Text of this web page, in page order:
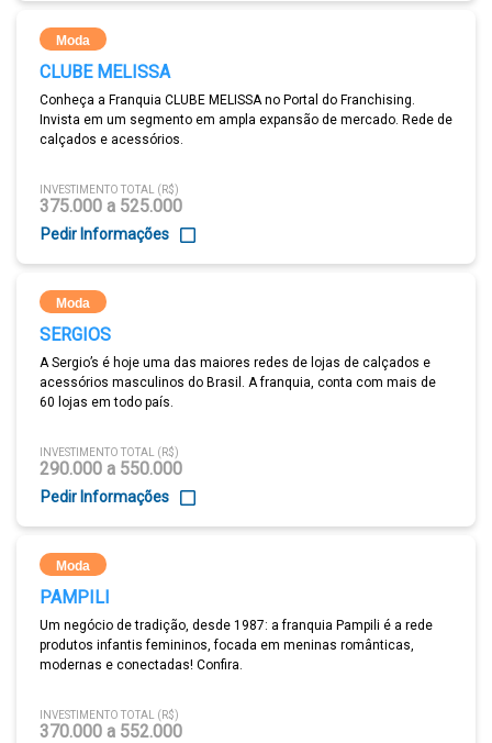
Moda
CLUBE MELISSA
Conheça a Franquia CLUBE MELISSA no Portal do Franchising.
Invista em um segmento em ampla expansão de mercado. Rede de
calçados e acessórios.
INVESTIMENTO TOTAL (R$)
375.000 a 525.000
Pedir Informações
Moda
SERGIOS
A Sergio’s é hoje uma das maiores redes de lojas de calçados e
acessórios masculinos do Brasil. A franquia, conta com mais de
60 lojas em todo país.
INVESTIMENTO TOTAL (R$)
290.000 a 550.000
Pedir Informações
Moda
PAMPILI
Um negócio de tradição, desde 1987: a franquia Pampili é a rede
produtos infantis femininos, focada em meninas românticas,
modernas e conectadas! Confira.
INVESTIMENTO TOTAL (R$)
370.000 a 552.000